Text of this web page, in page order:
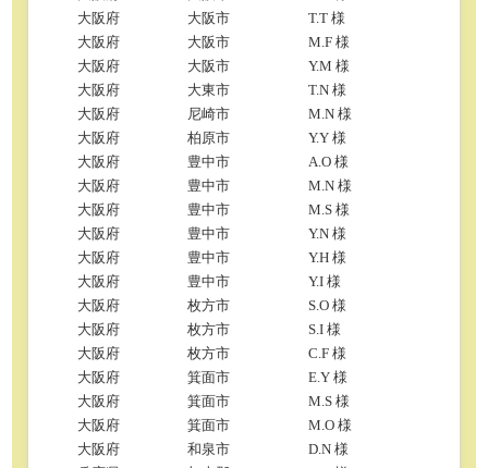
大阪府
大阪市
T.T 様
大阪府
大阪市
M.F 様
大阪府
大阪市
Y.M 様
大阪府
大東市
T.N 様
大阪府
尼崎市
M.N 様
大阪府
柏原市
Y.Y 様
大阪府
豊中市
A.O 様
大阪府
豊中市
M.N 様
大阪府
豊中市
M.S 様
大阪府
豊中市
Y.N 様
大阪府
豊中市
Y.H 様
大阪府
豊中市
Y.I 様
大阪府
枚方市
S.O 様
大阪府
枚方市
S.I 様
大阪府
枚方市
C.F 様
大阪府
箕面市
E.Y 様
大阪府
箕面市
M.S 様
大阪府
箕面市
M.O 様
大阪府
和泉市
D.N 様